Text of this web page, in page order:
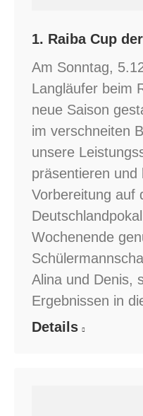
1. Raiba Cup
Am Sonntag,
Langläufer beim
neue Saison
im verschneiten
unsere
präsentieren
Vorbereitung auf
Wochenende
Alina und Denis,
Ergebnissen in
Details